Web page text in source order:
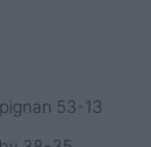
53-13